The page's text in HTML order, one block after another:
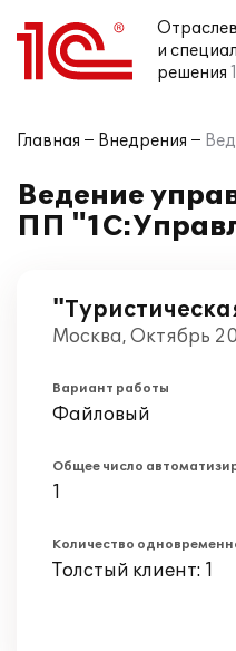
и
решения
Главная Внедрения
Ведение
ПП
Москва, Октябрь
Вариант работы
Файловый
Общее число
1
Количество
Толстый клиент: 1